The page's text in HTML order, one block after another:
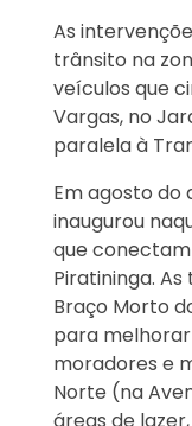
As
trânsito na
veículos que
Vargas, no
paralela à
Em agosto do
inaugurou
que conectam
Piratininga.
Braço Morto
para
moradores e
Norte (na